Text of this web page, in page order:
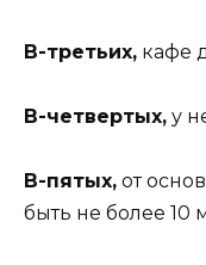
В-третьих, кафе
В-четвертых, у
В-пятых, от
быть не более 10